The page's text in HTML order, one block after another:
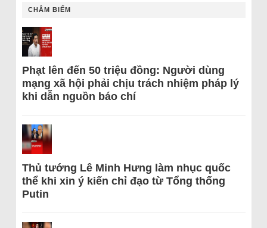
CHÂM BIẾM
Phạt lên đến 50 triệu đồng: Người dùng
mạng xã hội phải chịu trách nhiệm pháp lý
khi dẫn nguồn báo chí
Thủ tướng Lê Minh Hưng làm nhục quốc
thể khi xin ý kiến chỉ đạo từ Tổng thống
Putin